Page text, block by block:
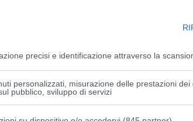
precisi e identificazione attraverso la
personalizzati, misurazione delle prestazioni
pubblico, sviluppo di servizi
ma anche per intervenire con tempestività -
dell’Emilia Romagna Cristiano Fini-. Il
ed eccellente per dare risposte che ormai
di calamità naturale per attivare i risarcimenti
sul piano nazionale, spingere l’innovazione sul
adeguati prontamente ai cambiamenti
a favore dell’assicurazione del raccolto,
Psr, utilizzando i fondi della nuova Pac. Il Pnrr-